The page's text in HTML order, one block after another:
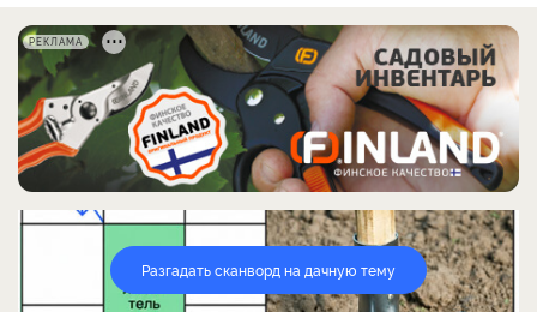
РЕКЛАМА
Разгадать сканворд на дачную тему